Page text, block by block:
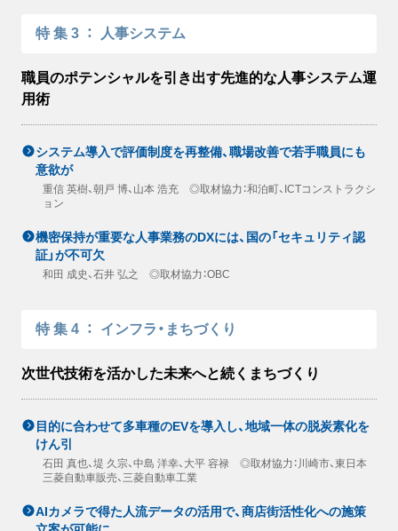
特集3 ： 人事システム
職員のポテンシャルを引き出す先進的な人事システム運
用術
システム導入で評価制度を再整備、職場改善で若手職員にも
意欲が
重信 英樹、朝戸 博、山本 浩充 ◎取材協力：和泊町、ICTコンストラクシ
ョン
機密保持が重要な人事業務のDXには、国の「セキュリティ認
証」が不可欠
和田 成史、石井 弘之 ◎取材協力：OBC
特集4 ： インフラ・まちづくり
次世代技術を活かした未来へと続くまちづくり
目的に合わせて多車種のEVを導入し、地域一体の脱炭素化を
けん引
石田 真也、堤 久宗、中島 洋幸、大平 容禄 ◎取材協力：川崎市、東日本
三菱自動車販売、三菱自動車工業
AIカメラで得た人流データの活用で、商店街活性化への施策